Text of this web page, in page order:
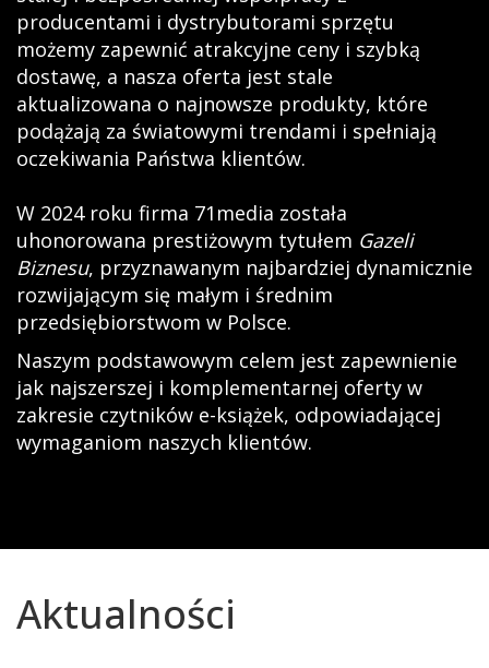
producentami i dystrybutorami sprzętu
możemy zapewnić atrakcyjne ceny i szybką
dostawę, a nasza oferta jest stale
aktualizowana o najnowsze produkty, które
podążają za światowymi trendami i spełniają
oczekiwania Państwa klientów.
W 2024 roku firma 71media została
uhonorowana prestiżowym tytułem Gazeli
Biznesu, przyznawanym najbardziej dynamicznie
rozwijającym się małym i średnim
przedsiębiorstwom w Polsce.
Naszym podstawowym celem jest zapewnienie
jak najszerszej i komplementarnej oferty w
zakresie czytników e-książek, odpowiadającej
wymaganiom naszych klientów.
Aktualności